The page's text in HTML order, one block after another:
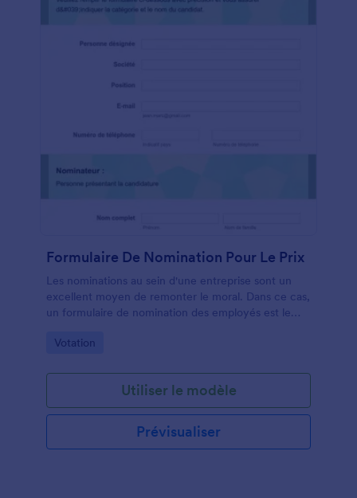
Formulaire De Nomination Pour Le Prix
Les nominations au sein d'une entreprise sont un
excellent moyen de remonter le moral. Dans ce cas,
un formulaire de nomination des employés est le
modèle de formulaire de nomination pour le prix des
mieux l'employé proposé. Un modèle de formulaire
de reconnaissance des employés doit également
contenir des questions qui mettront en évidence les
réalisations des candidats ainsi que leurs points forts
dans le cadre d'un travail d'équipe. Utilisez le
Go to Category:
Votation
Utiliser le modèle
Prévisualiser